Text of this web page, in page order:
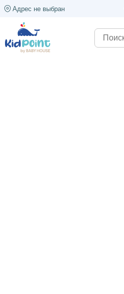
Адрес не выбран